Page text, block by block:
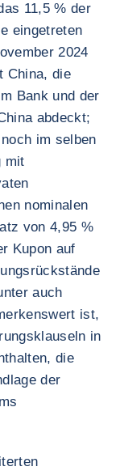
11,5 % der
eingetreten
2024
China, die
Bank und der
abdeckt;
im selben
mit
nominalen
von 4,95 %
Kupon auf
auch
ist,
in
die
der